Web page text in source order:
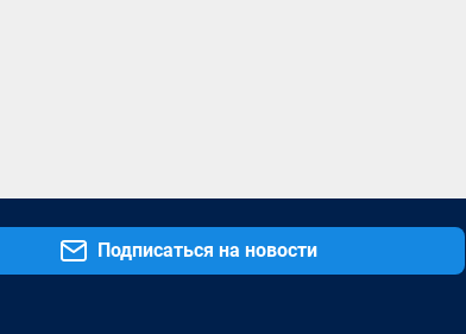
Подписаться на новости